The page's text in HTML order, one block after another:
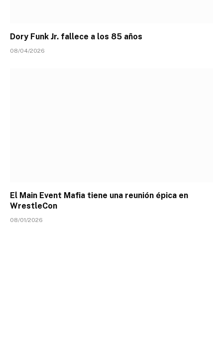
Dory Funk Jr. fallece a los 85 años
08/04/2026
El Main Event Mafia tiene una reunión épica en
WrestleCon
08/01/2026